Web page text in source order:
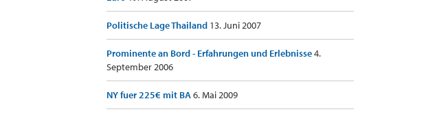
Politische Lage Thailand 13. Juni 2007
Prominente an Bord - Erfahrungen und Erlebnisse4.
September 2006
NY fuer 225€ mit BA6. Mai 2009